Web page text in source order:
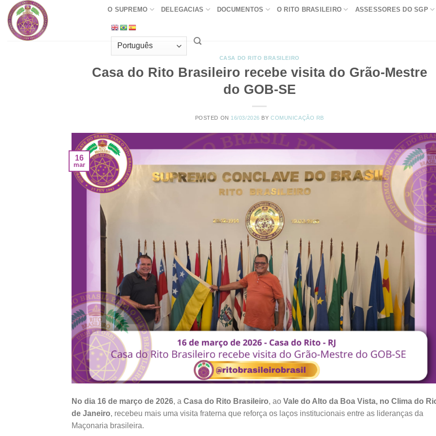
Skip
content
O SUPREMO DELEGACIAS DOCUMENTOS O RITO BRASILEIRO ASSESSORES DO SGP
CASA DO RITO BRASILEIRO
Casa do Rito Brasileiro recebe visita do Grão-Mestre
do GOB-SE
POSTED ON 16/03/2026 BYCOMUNICAÇÃO RB
16
mar
No dia 16 de março de 2026, a Casa do Rito Brasileiro, ao Vale do Alto da Boa Vista, no Clima do
de Janeiro, recebeu mais uma visita fraterna que reforça os laços institucionais entre as lideranças da
Maçonaria brasileira.